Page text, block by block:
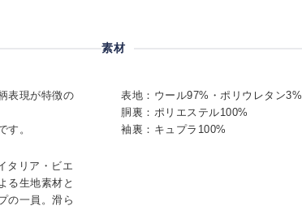
表現が特徴の
す。
タリア・ビエ
る生地素材と
の一員。滑ら
素材
表地：ウール97%・ポリウレタン3%
胴裏：ポリエステル100%
袖裏：キュプラ100%